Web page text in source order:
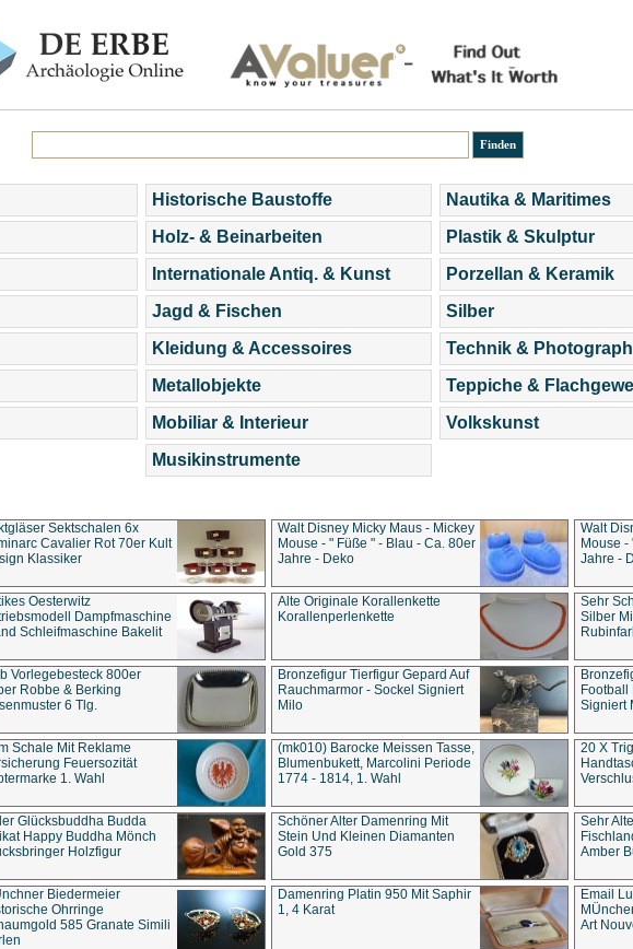
Historische Baustoffe
Holz- & Beinarbeiten
Internationale Antiq. & Kunst
Jagd & Fischen
Kleidung & Accessoires
Metallobjekte
Mobiliar & Interieur
Musikinstrumente
Nautika & Maritimes
Plastik & Skulptur
Porzellan & Keramik
Silber
Technik &
Teppiche &
Volkskunst
Sektschalen 6x
Cavalier Rot 70er Kult
Klassiker
Walt Disney Micky Maus - Mickey
Mouse - " Füße " - Blau - Ca. 80er
Jahre - Deko
Walt
Mouse -
Jahre -
Oesterwitz
Dampfmaschine
Schleifmaschine Bakelit
Alte Originale Korallenkette
Korallenperlenkette
Sehr
Silber
Vorlegebesteck 800er
Robbe & Berking
6 Tlg.
Bronzefigur Tierfigur Gepard Auf
Rauchmarmor - Sockel Signiert
Milo
Football
Signiert
Schale Mit Reklame
Feuersozität
1. Wahl
(mk010) Barocke Meissen Tasse,
Blumenbukett, Marcolini Periode
1774 - 1814, 1. Wahl
20 X
Glücksbuddha Budda
Happy Buddha Mönch
Holzfigur
Schöner Alter Damenring Mit
Stein Und Kleinen Diamanten
Gold 375
Sehr
Amber
Biedermeier
Ohrringe
585 Granate Simili
Damenring Platin 950 Mit Saphir
1, 4 Karat
Email
Art